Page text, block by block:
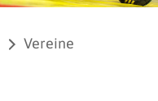
Vereine